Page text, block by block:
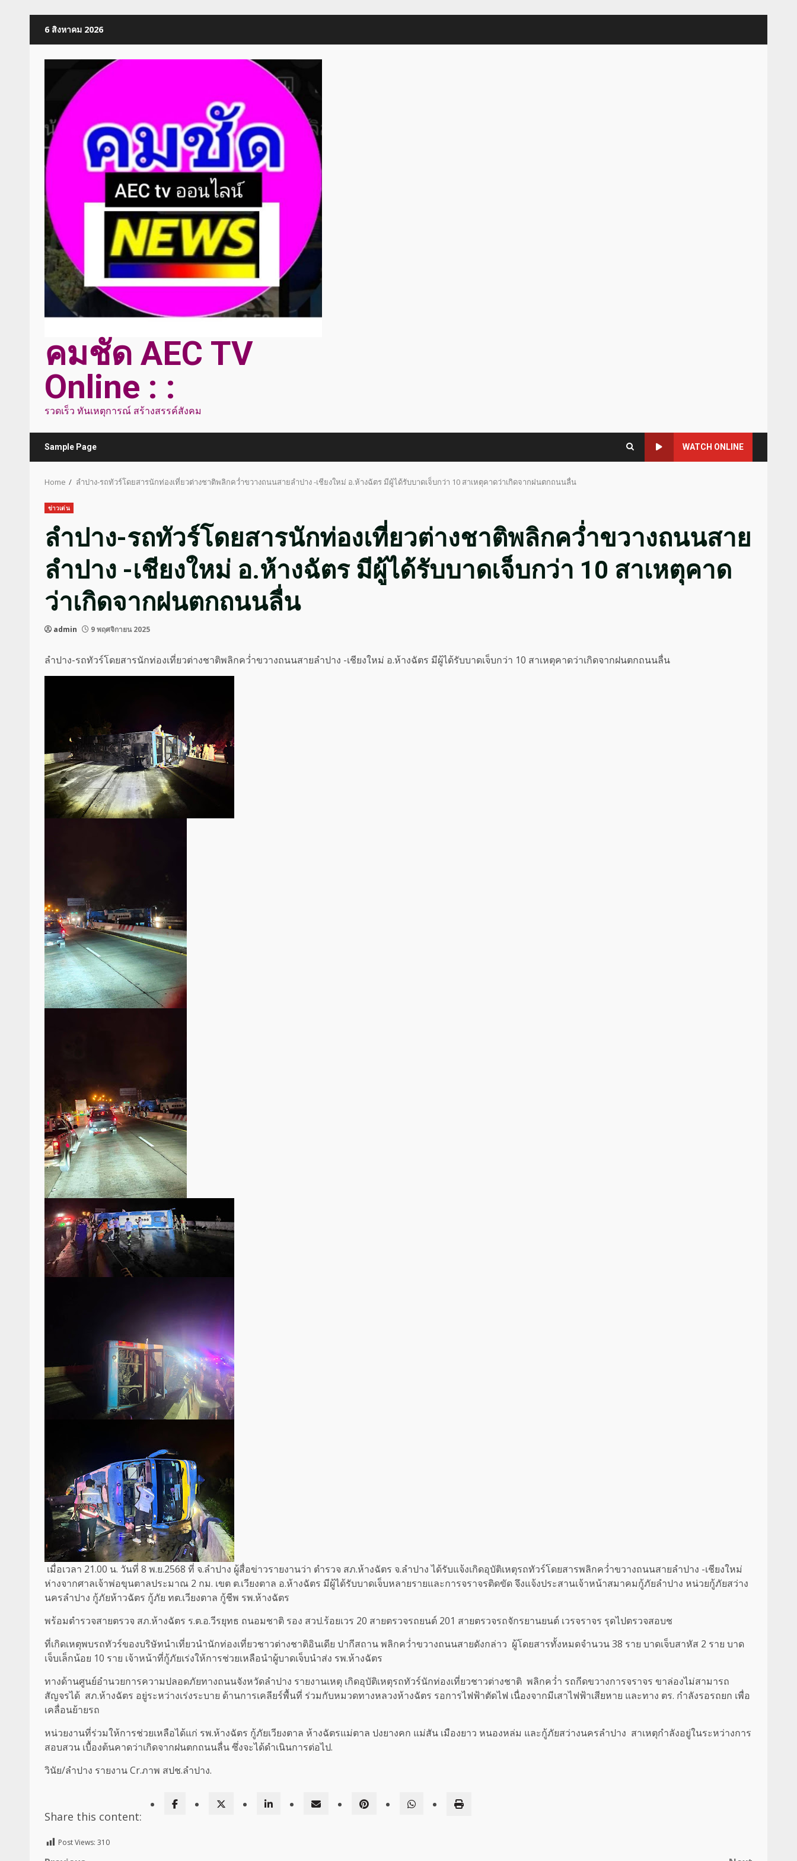
6 สิงหาคม 2026
คมชัด AEC TV
Online : :
รวดเร็ว ทันเหตุการณ์ สร้างสรรค์สังคม
Sample Page WATCH ONLINE
Home ลำปาง-รถทัวร์โดยสารนักท่องเที่ยวต่างชาติพลิกคว่ำขวางถนนสายลำปาง -เชียงใหม่ อ.ห้างฉัตร มีผู้ได้รับบาดเจ็บกว่า 10 สาเหตุคาดว่าเกิดจากฝนตกถนนลื่น
ข่าวเด่น
ลำปาง-รถทัวร์โดยสารนักท่องเที่ยวต่างชาติพลิกคว่ำขวางถนนสาย
ลำปาง -เชียงใหม่ อ.ห้างฉัตร มีผู้ได้รับบาดเจ็บกว่า 10 สาเหตุคาด
ว่าเกิดจากฝนตกถนนลื่น
admin 9 พฤศจิกายน 2025
ลำปาง-รถทัวร์โดยสารนักท่องเที่ยวต่างชาติพลิกคว่ำขวางถนนสายลำปาง -เชียงใหม่ อ.ห้างฉัตร มีผู้ได้รับบาดเจ็บกว่า 10 สาเหตุคาดว่าเกิดจากฝนตกถนนลื่น
เมื่อเวลา 21.00 น. วันที่ 8 พ.ย.2568 ที่ จ.ลำปาง ผู้สื่อข่าวรายงานว่า ตำรวจ สภ.ห้างฉัตร จ.ลำปาง ได้รับแจ้งเกิดอุบัติเหตุรถทัวร์โดยสารพลิกคว่ำขวางถนนสายลำปาง -เชียงใหม่
ห่างจากศาลเจ้าพ่อขุนตาลประมาณ 2 กม. เขต ต.เวียงตาล อ.ห้างฉัตร มีผู้ได้รับบาดเจ็บหลายรายและการจราจรติดขัด จึงแจ้งประสานเจ้าหน้าสมาคมกู้ภัยลำปาง หน่วยกู้ภัยสว่าง
นครลำปาง กู้ภัยห้าวฉัตร กู้ภัย ทต.เวียงตาล กู้ชีพ รพ.ห้างฉัตร
พร้อมตำรวจสายตรวจ สภ.ห้างฉัตร ร.ต.อ.วีรยุทธ ถนอมชาติ รอง สวป.ร้อยเวร 20 สายตรวจรถยนต์ 201 สายตรวจรถจักรยานยนต์ เวรจราจร รุดไปตรวจสอบช
ที่เกิดเหตุพบรถทัวร์ของบริษัทนำเที่ยวนำนักท่องเที่ยวชาวต่างชาติอินเดีย ปากีสถาน พลิกคว่ำขวางถนนสายดังกล่าว ผู้โดยสารทั้งหมดจำนวน 38 ราย บาดเจ็บสาหัส 2 ราย บาด
เจ็บเล็กน้อย 10 ราย เจ้าหน้าที่กู้ภัยเร่งให้การช่วยเหลือนำผู้บาดเจ็บนำส่ง รพ.ห้างฉัตร
ทางด้านศูนย์อำนวยการความปลอดภัยทางถนนจังหวัดลำปาง รายงานเหตุ เกิดอุบัติเหตุรถทัวร์นักท่องเที่ยวชาวต่างชาติ พลิกคว่ำ รถกีดขวางการจราจร ขาล่องไม่สามารถ
สัญจรได้ สภ.ห้างฉัตร อยู่ระหว่างเร่งระบาย ด้านการเคลียร์พื้นที่ ร่วมกับหมวดทางหลวงห้างฉัตร รอการไฟฟ้าตัดไฟ เนื่องจากมีเสาไฟฟ้าเสียหาย และทาง ตร. กำลังรอรถยก เพื่อ
เคลื่อนย้ายรถ
หน่วยงานที่ร่วมให้การช่วยเหลือได้แก่ รพ.ห้างฉัตร กู้ภัยเวียงตาล ห้างฉัตรแม่ตาล ปงยางคก แม่สัน เมืองยาว หนองหล่ม และกู้ภัยสว่างนครลำปาง สาเหตุกำลังอยู่ในระหว่างการ
สอบสวน เบื้องต้นคาดว่าเกิดจากฝนตกถนนลื่น ซึ่งจะได้ดำเนินการต่อไป.
วินัย/ลำปาง รายงาน Cr.ภาพ สปช.ลำปาง.
Share this content:
Post Views: 310